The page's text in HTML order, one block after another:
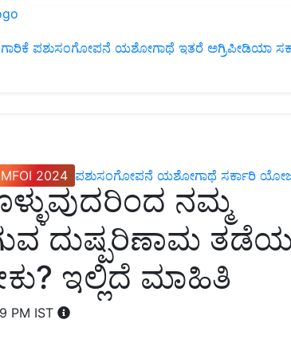
ಪಶುಸಂಗೋಪನೆ ಯಶೋಗಾಥೆ ಇತರೆ ಅಗ್ರಿಪೀಡಿಯಾ
MFOI 2024 ಪಶುಸಂಗೋಪನೆ ಯಶೋಗಾಥೆ ಸರ್ಕಾರಿ
ನಮ್ಮ
ದುಷ್ಪರಿಣಾಮ
ಇಲ್ಲಿದೆ ಮಾಹಿತಿ
PM IST